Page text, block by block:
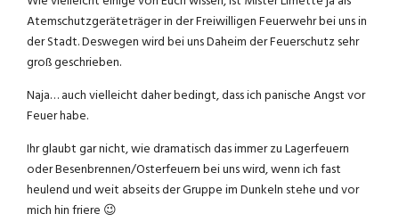
Atemschutzgeräteträger in der Freiwilligen Feuerwehr bei uns in
der Stadt. Deswegen wird bei uns Daheim der Feuerschutz sehr
groß geschrieben.
Naja… auch vielleicht daher bedingt, dass ich panische Angst vor
Feuer habe.
Ihr glaubt gar nicht, wie dramatisch das immer zu Lagerfeuern
oder Besenbrennen/Osterfeuern bei uns wird, wenn ich fast
heulend und weit abseits der Gruppe im Dunkeln stehe und vor
mich hin friere 😉